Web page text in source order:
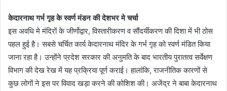
केदारनाथ गर्भ गृह के स्वर्ण मंडन की देशभर मे चर्चा
इस अवधि मे मंदिरों के जीर्णोद्वार, विस्तारीकरण व सौंदर्यीकरण की दिशा में भी ठोस
पहल हुई है। सबसे चर्चित कार्य केदारनाथ मंदिर के गर्भ गृह को स्वर्ण मंडित किया
जाना रहा है। उन्होंने प्रदेश सरकार की अनुमति के बाद भारतीय पुरातत्व सर्वेक्षण
विभाग की देख रेख में यह प्रक्रिया पूर्ण कराई। हालांकि, राजनीतिक कारणों से
कुछ लोगों ने इस पर विवाद खड़ा करने की कोशिश की। अजेंद्र ने बाबा केदारनाथ